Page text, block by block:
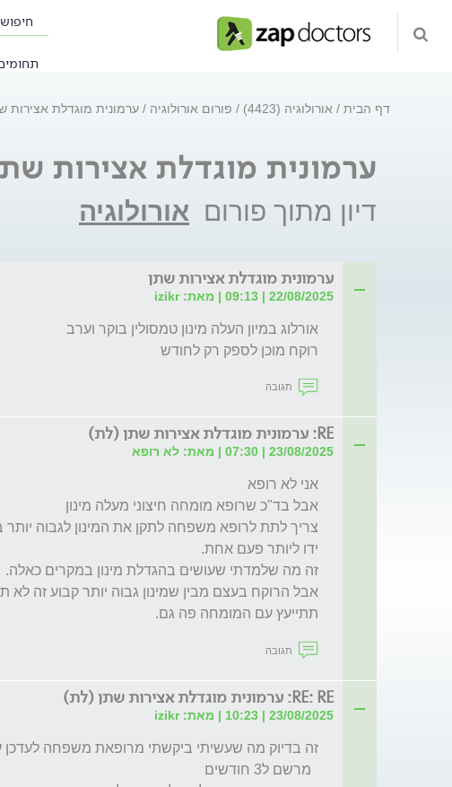
דף הבית אורולוגיה (4423) פורום אורולוגיה ערמונית מוגדלת אצירות
ערמונית מוגדלת אצירות
דיון מתוך פורום אורולוגיה
ערמונית מוגדלת אצירות שתן
22/08/2025 | 09:13 | מאת: izikr
רוקח מוכן לספק רק לחודש
תגובה
RE: ערמונית מוגדלת אצירות שתן (לת)
23/08/2025 | 07:30 | מאת: לא רופא
תתייעץ עם המומחה פה גם.
תגובה
RE: RE: ערמונית מוגדלת אצירות שתן (לת)
23/08/2025 | 10:23 | מאת: izikr